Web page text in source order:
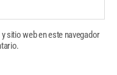
sitio web en este navegador